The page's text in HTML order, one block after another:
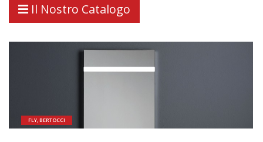
Il Nostro Catalogo
FLY, BERTOCCI